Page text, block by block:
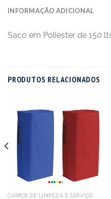
INFORMAÇÃO ADICIONAL
Saco em Poliester de 150
PRODUTOS RELACIONADOS
CARROS DE LIMPEZA E SERVIÇO